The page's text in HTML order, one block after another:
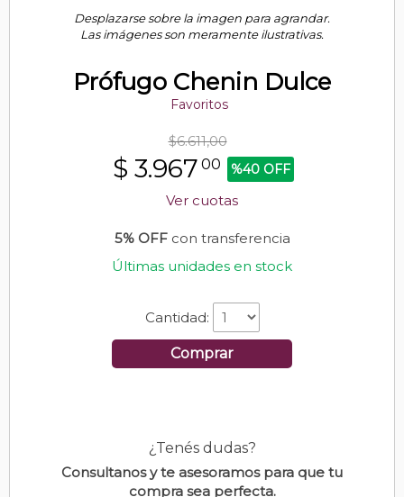
Desplazarse sobre la imagen para agrandar.
Las imágenes son meramente ilustrativas.
Prófugo Chenin Dulce
Favoritos
$6.611,00
$ 3.967 00 %40 OFF
Ver cuotas
5% OFFcon transferencia
Últimas unidades en stock
Cantidad:
Comprar
¿Tenés dudas?
Consultanos y te asesoramos para que tu
compra sea perfecta.